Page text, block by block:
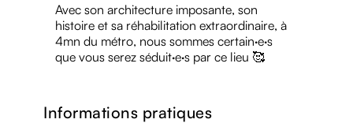
Avec son architecture imposante, son
histoire et sa réhabilitation extraordinaire, à
4mn du métro, nous sommes certain·e·s
que vous serez séduit·e·s par ce lieu 🥰
Informations pratiques